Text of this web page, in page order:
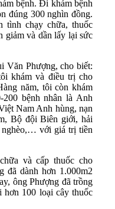
bệnh. Đi khám bệnh
đúng 300 nghìn đồng.
tình chạy chữa, thuốc
giảm và dần lấy lại sức
Văn Phượng, cho biết:
khám và điều trị cho
năm, tôi còn khám
bệnh nhân là Anh
Nam Anh hùng, nạn
Bộ đội Biên giới, hải
nghèo,… với giá trị tiền
và cấp thuốc cho
đã dành hơn 1.000m2
ông Phượng đã trồng
hơn 100 loại cây thuốc